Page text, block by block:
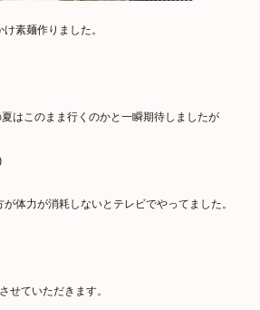
素麺作りました。
はこのまま行くのかと一瞬期待しましたが
体力が消耗しないとテレビでやってました。
せていただきます。